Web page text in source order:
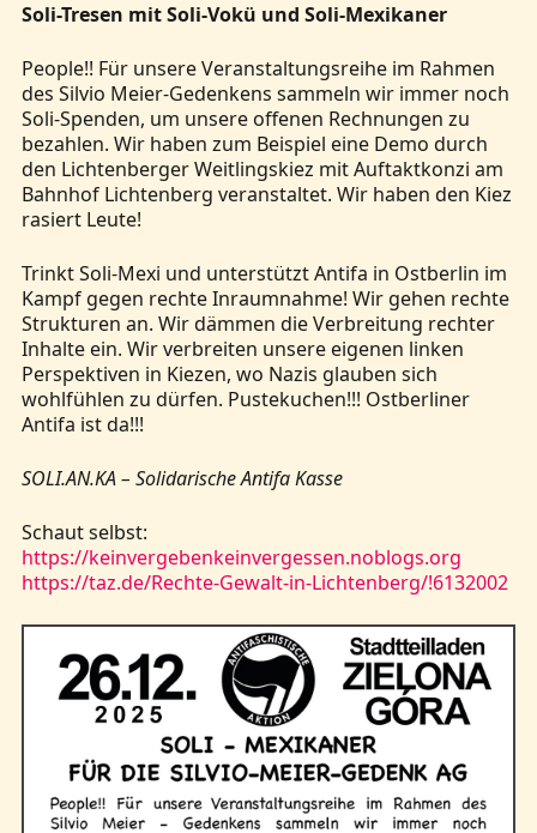
Soli-Tresen mit Soli-Vokü und Soli-Mexikaner
People!! Für unsere Veranstaltungsreihe im Rahmen
des Silvio Meier-Gedenkens sammeln wir immer noch
Soli-Spenden, um unsere offenen Rechnungen zu
bezahlen. Wir haben zum Beispiel eine Demo durch
den Lichtenberger Weitlingskiez mit Auftaktkonzi am
Bahnhof Lichtenberg veranstaltet. Wir haben den Kiez
rasiert Leute!
Trinkt Soli-Mexi und unterstützt Antifa in Ostberlin im
Kampf gegen rechte Inraumnahme! Wir gehen rechte
Strukturen an. Wir dämmen die Verbreitung rechter
Inhalte ein. Wir verbreiten unsere eigenen linken
Perspektiven in Kiezen, wo Nazis glauben sich
wohlfühlen zu dürfen. Pustekuchen!!! Ostberliner
Antifa ist da!!!
SOLI.AN.KA – Solidarische Antifa Kasse
Schaut selbst:
https://keinvergebenkeinvergessen.noblogs.org
https://taz.de/Rechte-Gewalt-in-Lichtenberg/!6132002